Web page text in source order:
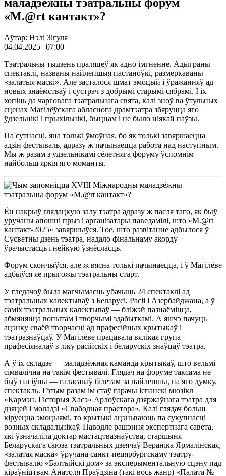
«М.@rt кантакт»?
Аўтар: Нэлi Зігуля
04.04.2025 | 07:00
Тэатральны тыдзень праляцеў як адно імгненне. Адыграны
спектаклі, названы найлепшыя пастаноўкі, размеркаваны
«залатыя маскі». Але засталося шмат эмоцый і ўражанняў ад
новых знаёмстваў і сустрэч з добрымі старымі сябрамі. І іх
хопіць да чарговага тэатральнага свята, калі зноў ва ўтульных
сценах Магілёўскага абласнога драмтэатра збяруцца яго
ўдзельнікі і прыхільнікі, быццам і не было ніякай паўзы.
Па сутнасці, яна толькі ўмоўная, бо як толькі завяршаецца
адзін фестываль, адразу ж пачынаецца работа над наступным.
Мы ж разам з удзельнікамі сёлетняга форуму ўспомнім
найбольш яркія яго моманты.
Ён накрыў глядацкую залу тэатра адразу ж пасля таго, як быў
уручаны апошні прыз і арганізатары паведамілі, што «М.@rt
кантакт-2025» завяршыўся. Тое, што развітанне адбылося ў
Сусветны дзень тэатра, надало фінальнаму акорду
ўрачыстасць і нейкую ўзнёсласць.
Форум скончыўся, але ж вясна толькі пачынаецца, і ў Магілёве
адбыўся яе прыгожы тэатральны старт.
У гледачоў была магчымасць убачыць 24 спектаклі ад
тэатральных калектываў з Беларусі, Расіі і Азербайджана, а ў
саміх тэатральных калектываў — бліжэй пазнаёміцца,
абмяняцца вопытам і творчымі здабыткамі. А яшчэ пачуць
ацэнку сваёй творчасці ад прафесійных крытыкаў і
тэатразнаўцаў. У Магілёве працавала вялікая група
прафесіяналаў з ліку расійскіх і беларускіх знаўцаў тэатра.
А ў іх складзе — маладзёжная каманда крытыкаў, што вельмі
сімвалічна на такім фестывалі. Глядач на форуме таксама не
быў пасіўны — галасаваў білетам за найлепшы, на яго думку,
спектакль. Гэтым разам ім стаў гарачы іспанскі мюзікл
«Кармэн. Гісторыя Хасэ» Арлоўскага дзяржаўнага тэатра для
дзяцей і моладзі «Свабодная прастора». Калі глядач больш
кіруецца эмоцыямі, то крытыкі ацэньваюць па сукупнасці
розных складальнікаў. Паводле рашэння экспертнага савета,
які ўзначаліла доктар мастацтвазнаўства, старшыня
Беларускага саюза тэатральных дзеячаў Вераніка Ярмалінская,
«залатая маска» ўручана санкт-пецярбургскаму тэатру-
фестывалю «Балтыйскі дом» за эксперыментальную сцэну пад
кіраўніцтвам Анатоля Праўдзіна (такі вось жанр) «Палата №